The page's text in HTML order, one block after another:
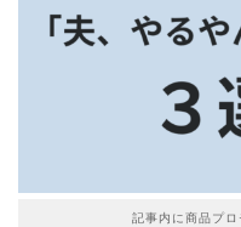
記事内に商品プロ